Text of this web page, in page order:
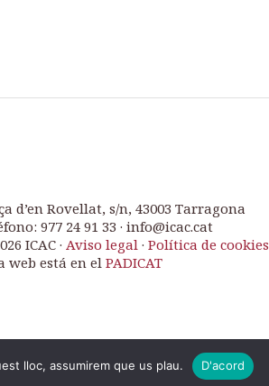
d’en Rovellat, s/n, 43003 Tarragona
977 24 91 33 · info@icac.cat
ICAC ·Aviso legal ·Política de cookies
web está en elPADICAT
lloc, assumirem que us plau. D'acord